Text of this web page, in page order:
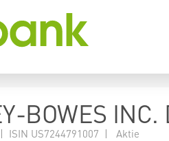
BOWES INC.
ISIN US7244791007 | Aktie